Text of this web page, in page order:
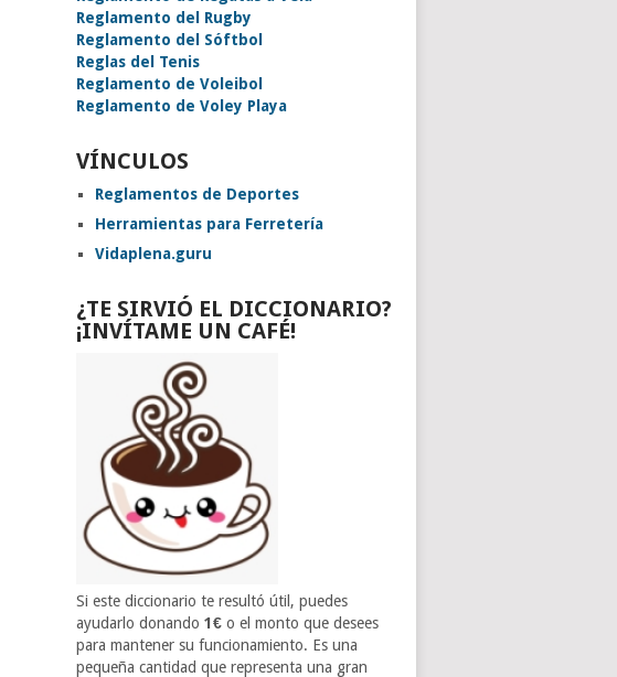
Reglamento del Rugby
Reglamento del Sóftbol
Reglas del Tenis
Reglamento de Voleibol
Reglamento de Voley Playa
VÍNCULOS
Reglamentos de Deportes
Herramientas para Ferretería
Vidaplena.guru
¿TE SIRVIÓ EL DICCIONARIO?
¡INVÍTAME UN CAFÉ!
Si este diccionario te resultó útil, puedes
ayudarlo donando1€ o el monto que desees
para mantener su funcionamiento. Es una
pequeña cantidad que representa una gran